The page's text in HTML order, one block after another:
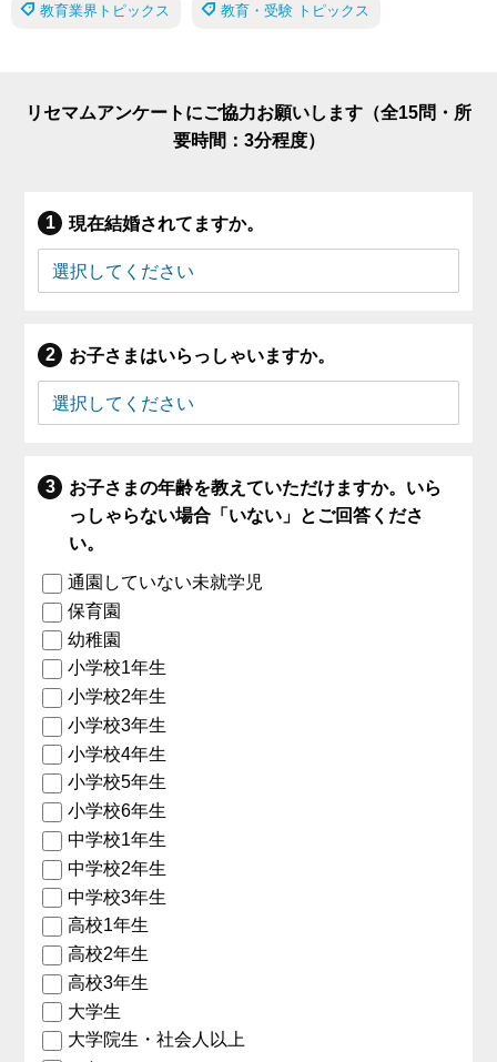
教育業界トピックス 教育・受験 トピックス
リセマムアンケートにご協力お願いします（全15問・所
要時間：3分程度）
現在結婚されてますか。
お子さまはいらっしゃいますか。
お子さまの年齢を教えていただけますか。いら
っしゃらない場合「いない」とご回答くださ
い。
通園していない未就学児
保育園
幼稚園
小学校1年生
小学校2年生
小学校3年生
小学校4年生
小学校5年生
小学校6年生
中学校1年生
中学校2年生
中学校3年生
高校1年生
高校2年生
高校3年生
大学生
大学院生・社会人以上